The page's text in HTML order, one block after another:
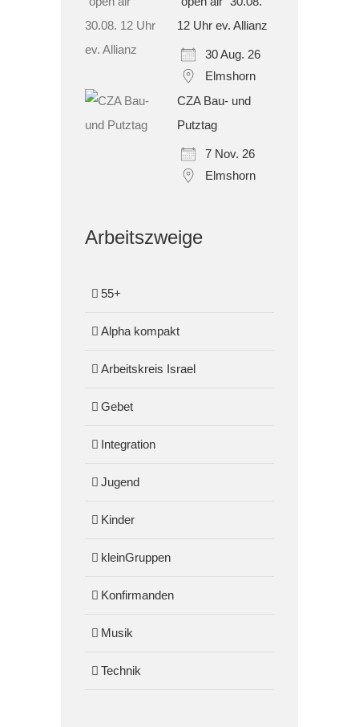
12 Uhr ev. Allianz
30 Aug. 26
Elmshorn
CZA Bau- und
Putztag
7 Nov. 26
Elmshorn
Arbeitszweige
55+
Alpha kompakt
Arbeitskreis Israel
Gebet
Integration
Jugend
Kinder
kleinGruppen
Konfirmanden
Musik
Technik